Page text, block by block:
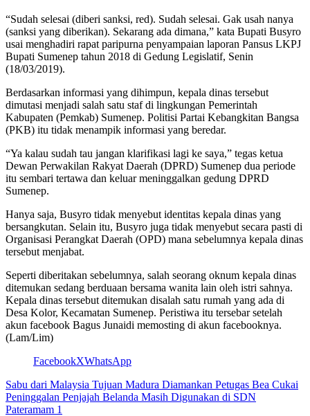
“Sudah selesai (diberi sanksi, red). Sudah selesai. Gak usah nanya
(sanksi yang diberikan). Sekarang ada dimana,” kata Bupati Busyro
usai menghadiri rapat paripurna penyampaian laporan Pansus LKPJ
Bupati Sumenep tahun 2018 di Gedung Legislatif, Senin
(18/03/2019).
Berdasarkan informasi yang dihimpun, kepala dinas tersebut
dimutasi menjadi salah satu staf di lingkungan Pemerintah
Kabupaten (Pemkab) Sumenep. Politisi Partai Kebangkitan Bangsa
(PKB) itu tidak menampik informasi yang beredar.
“Ya kalau sudah tau jangan klarifikasi lagi ke saya,” tegas ketua
Dewan Perwakilan Rakyat Daerah (DPRD) Sumenep dua periode
itu sembari tertawa dan keluar meninggalkan gedung DPRD
Sumenep.
Hanya saja, Busyro tidak menyebut identitas kepala dinas yang
bersangkutan. Selain itu, Busyro juga tidak menyebut secara pasti di
Organisasi Perangkat Daerah (OPD) mana sebelumnya kepala dinas
tersebut menjabat.
Seperti diberitakan sebelumnya, salah seorang oknum kepala dinas
ditemukan sedang berduaan bersama wanita lain oleh istri sahnya.
Kepala dinas tersebut ditemukan disalah satu rumah yang ada di
Desa Kolor, Kecamatan Sumenep. Peristiwa itu tersebar setelah
akun facebook Bagus Junaidi memosting di akun facebooknya.
(Lam/Lim)
FacebookXWhatsApp
Sabu dari Malaysia Tujuan Madura Diamankan Petugas Bea Cukai
Peninggalan Penjajah Belanda Masih Digunakan di SDN
Pateramam 1